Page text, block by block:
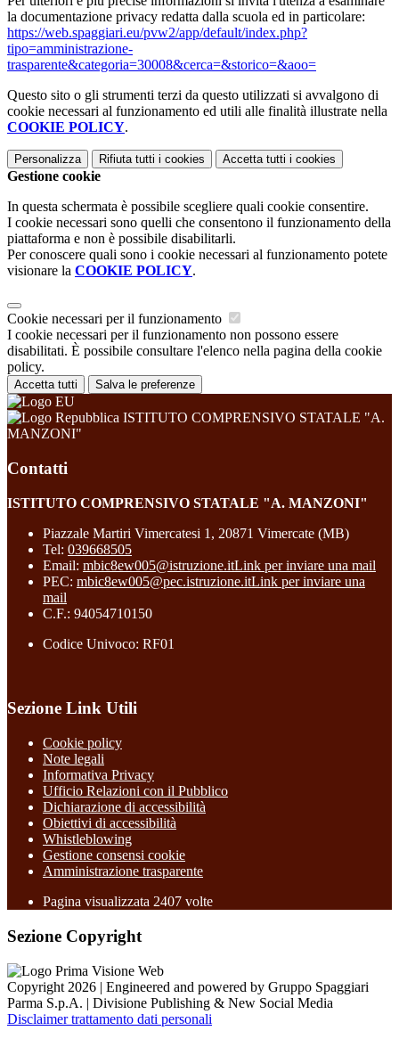
la documentazione privacy redatta dalla scuola ed in particolare:
https://web.spaggiari.eu/pvw2/app/default/index.php?
tipo=amministrazione-
trasparente&categoria=30008&cerca=&storico=&aoo=
Questo sito o gli strumenti terzi da questo utilizzati si avvalgono di
cookie necessari al funzionamento ed utili alle finalità illustrate nella
COOKIE POLICY.
Personalizza Rifiuta tutti i cookies Accetta tutti i cookies
Gestione cookie
In questa schermata è possibile scegliere quali cookie consentire.
I cookie necessari sono quelli che consentono il funzionamento della
piattaforma e non è possibile disabilitarli.
Per conoscere quali sono i cookie necessari al funzionamento potete
visionare la COOKIE POLICY.
Cookie necessari per il funzionamento
I cookie necessari per il funzionamento non possono essere
disabilitati. È possibile consultare l'elenco nella pagina della cookie
policy.
Accetta tutti Salva le preferenze
ISTITUTO COMPRENSIVO STATALE "A.
MANZONI"
Contatti
ISTITUTO COMPRENSIVO STATALE "A. MANZONI"
Piazzale Martiri Vimercatesi 1, 20871 Vimercate (MB)
Tel: 039668505
Email: mbic8ew005@istruzione.itLink per inviare una mail
PEC: mbic8ew005@pec.istruzione.itLink per inviare una
mail
C.F.: 94054710150
Codice Univoco: RF01
Sezione Link Utili
Cookie policy
Note legali
Informativa Privacy
Ufficio Relazioni con il Pubblico
Dichiarazione di accessibilità
Obiettivi di accessibilità
Whistleblowing
Gestione consensi cookie
Amministrazione trasparente
Pagina visualizzata 2407 volte
Sezione Copyright
Copyright 2026 | Engineered and powered by Gruppo Spaggiari
Parma S.p.A. | Divisione Publishing & New Social Media
Disclaimer trattamento dati personali